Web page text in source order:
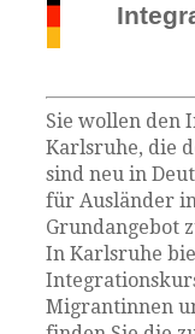
Sie wollen den
Karlsruhe, die
sind neu in
für Ausländer
Grundangebot
In Karlsruhe
Migrantinnen